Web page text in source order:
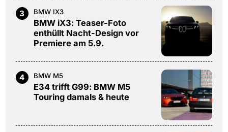
3 BMW IX3
BMW iX3: Teaser-Foto
enthüllt Nacht-Design vor
Premiere am 5.9.
4 BMW M5
E34 trifft G99: BMW M5
Touring damals & heute